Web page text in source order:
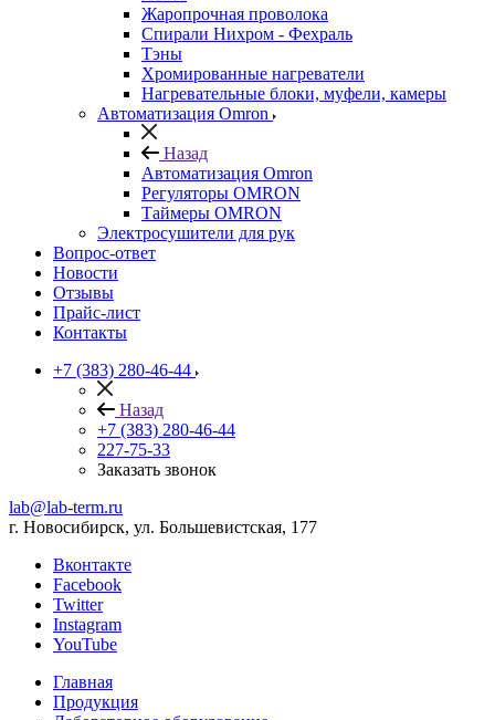
Жаропрочная проволока
Спирали Нихром - Фехраль
Тэны
Хромированные нагреватели
Нагревательные блоки, муфели, камеры
Автоматизация Omron
Назад
Автоматизация Omron
Регуляторы OMRON
Таймеры OMRON
Электросушители для рук
Вопрос-ответ
Новости
Отзывы
Прайс-лист
Контакты
+7 (383) 280-46-44
Назад
+7 (383) 280-46-44
227-75-33
Заказать звонок
lab@lab-term.ru
г. Новосибирск, ул. Большевистская, 177
Вконтакте
Facebook
Twitter
Instagram
YouTube
Главная
Продукция